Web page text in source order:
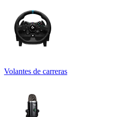
Volantes de carreras